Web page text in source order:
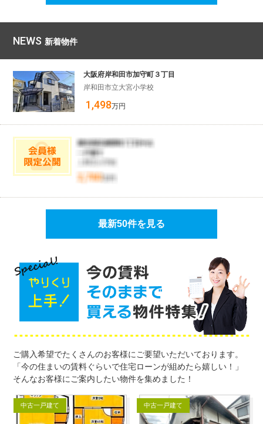
NEWS 新着物件
大阪府岸和田市加守町３丁目
岸和田市立大宮小学校
1,498万円
最新50件を見る
ご購入希望でたくさんのお客様にご要望いただいております。
「今の住まいの賃料ぐらいで住宅ローンが組めたら嬉しい！」
そんなお客様にご案内したい物件を集めました！
中古一戸建て 中古一戸建て